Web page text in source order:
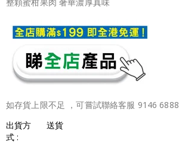
如存貨上限不足 ，可嘗試聯絡客服 9146 6888
出貨方
式 :
送貨